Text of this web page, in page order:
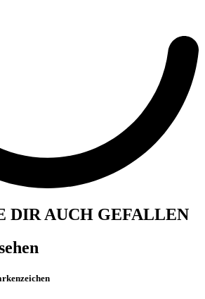
DIR AUCH GEFALLEN